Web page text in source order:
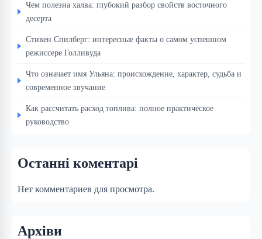
Чем полезна халва: глубокий разбор свойств восточного
десерта
Стивен Спилберг: интересные факты о самом успешном
режиссере Голливуда
Что означает имя Ульяна: происхождение, характер, судьба и
современное звучание
Как рассчитать расход топлива: полное практическое
руководство
Останні коментарі
Нет комментариев для просмотра.
Архіви